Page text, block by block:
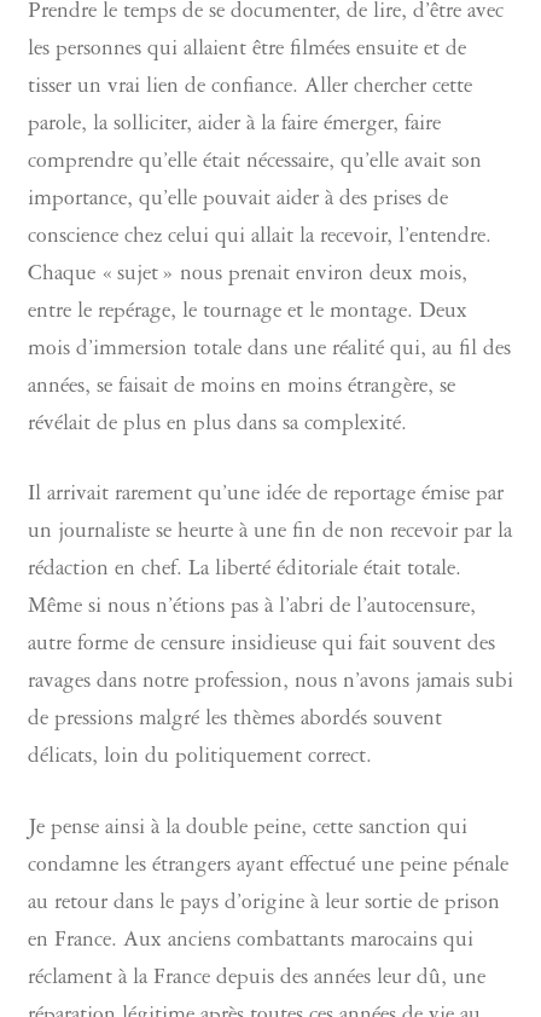
Prendre le temps de se documenter, de lire, d’être avec
les personnes qui allaient être filmées ensuite et de
tisser un vrai lien de confiance. Aller chercher cette
parole, la solliciter, aider à la faire émerger, faire
comprendre qu’elle était nécessaire, qu’elle avait son
importance, qu’elle pouvait aider à des prises de
conscience chez celui qui allait la recevoir, l’entendre.
Chaque « sujet » nous prenait environ deux mois,
entre le repérage, le tournage et le montage. Deux
mois d’immersion totale dans une réalité qui, au fil des
années, se faisait de moins en moins étrangère, se
révélait de plus en plus dans sa complexité.
Il arrivait rarement qu’une idée de reportage émise par
un journaliste se heurte à une fin de non recevoir par la
rédaction en chef. La liberté éditoriale était totale.
Même si nous n’étions pas à l’abri de l’autocensure,
autre forme de censure insidieuse qui fait souvent des
ravages dans notre profession, nous n’avons jamais subi
de pressions malgré les thèmes abordés souvent
délicats, loin du politiquement correct.
Je pense ainsi à la double peine, cette sanction qui
condamne les étrangers ayant effectué une peine pénale
au retour dans le pays d’origine à leur sortie de prison
en France. Aux anciens combattants marocains qui
réclament à la France depuis des années leur dû, une